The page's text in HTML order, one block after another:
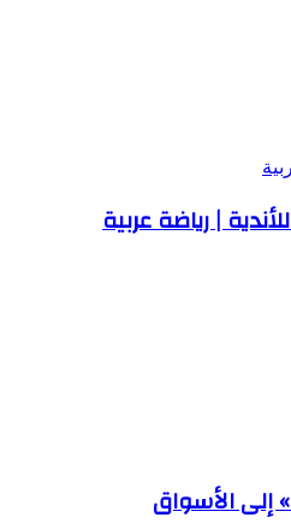
| رياضة عربية
إلى الأسواق